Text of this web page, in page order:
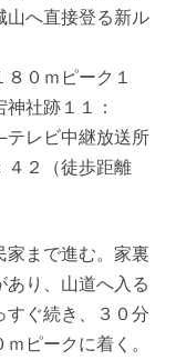
山へ直接登る新ル
０ｍピーク１
社跡１１：
レビ中継放送所
４２（徒歩距離
まで進む。家裏
り、山道へ入る
すぐ続き、３０分
ピークに着く。